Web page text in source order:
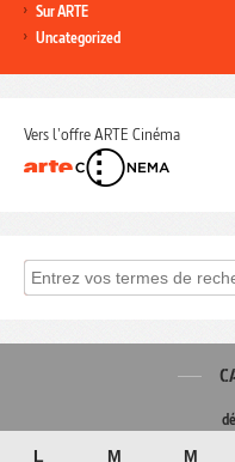
Sur ARTE
Uncategorized
Vers l'offre ARTE Cinéma
L M M